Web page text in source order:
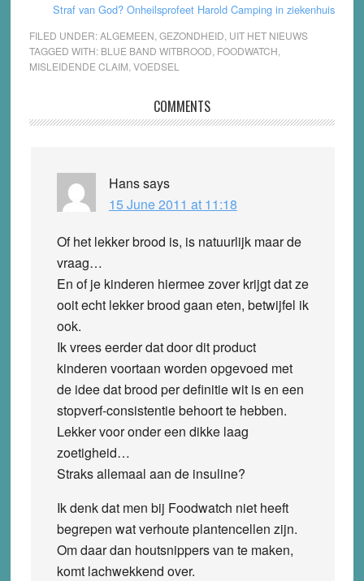
Straf van God? Onheilsprofeet Harold Camping in ziekenhuis
FILED UNDER:ALGEMEEN GEZONDHEID UIT HET NIEUWS
TAGGED WITH: BLUE BAND WITBROOD FOODWATCH
MISLEIDENDE CLAIM VOEDSEL
Interactions
COMMENTS
Hanssays
15 June 2011 at 11:18
Of het lekker brood is, is natuurlijk maar de
vraag…
En of je kinderen hiermee zover krijgt dat ze
ooit echt lekker brood gaan eten, betwijfel ik
ook.
Ik vrees eerder dat door dit product
kinderen voortaan worden opgevoed met
de idee dat brood per definitie wit is en een
stopverf-consistentie behoort te hebben.
Lekker voor onder een dikke laag
zoetigheid…
Straks allemaal aan de insuline?
Ik denk dat men bij Foodwatch niet heeft
begrepen wat verhoute plantencellen zijn.
Om daar dan houtsnippers van te maken,
komt lachwekkend over.